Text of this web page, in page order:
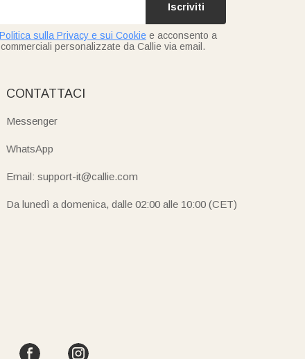
Iscriviti
Politica sulla Privacy e sui Cookie e acconsento a
personalizzate da Callie via email.
CONTATTACI
Messenger
WhatsApp
Email: support-it@callie.com
Da lunedì a domenica, dalle 02:00 alle 10:00 (CET)